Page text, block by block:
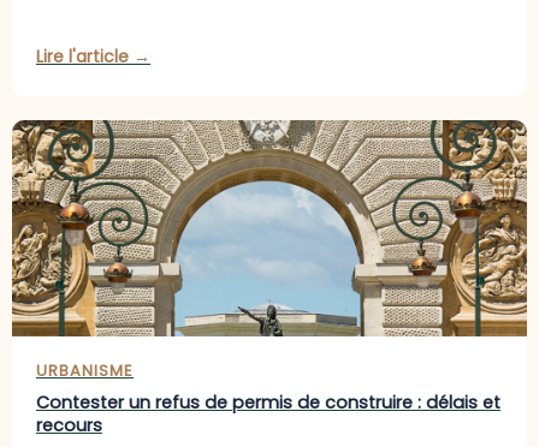
Lire l'article →
URBANISME
Contester un refus de permis de construire : délais et
recours